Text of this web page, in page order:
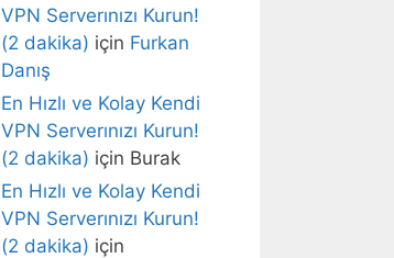
VPN Serverınızı Kurun!
(2 dakika) için Furkan
Danış
En Hızlı ve Kolay Kendi
VPN Serverınızı Kurun!
(2 dakika) için Burak
En Hızlı ve Kolay Kendi
VPN Serverınızı Kurun!
(2 dakika) için